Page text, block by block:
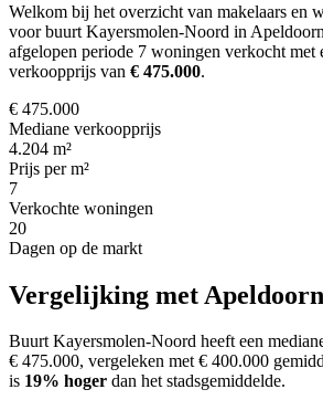
Welkom bij het overzicht van makelaars en
voor buurt Kayersmolen-Noord in
afgelopen periode 7 woningen verkocht met
verkoopprijs van € 475.000.
€ 475.000
Mediane verkoopprijs
4.204 m²
Prijs per m²
7
Verkochte woningen
20
Dagen op de markt
Vergelijking met Apeldoorn
Buurt Kayersmolen-Noord heeft een
€ 475.000, vergeleken met € 400.000
is 19% hoger dan het stadsgemiddelde.